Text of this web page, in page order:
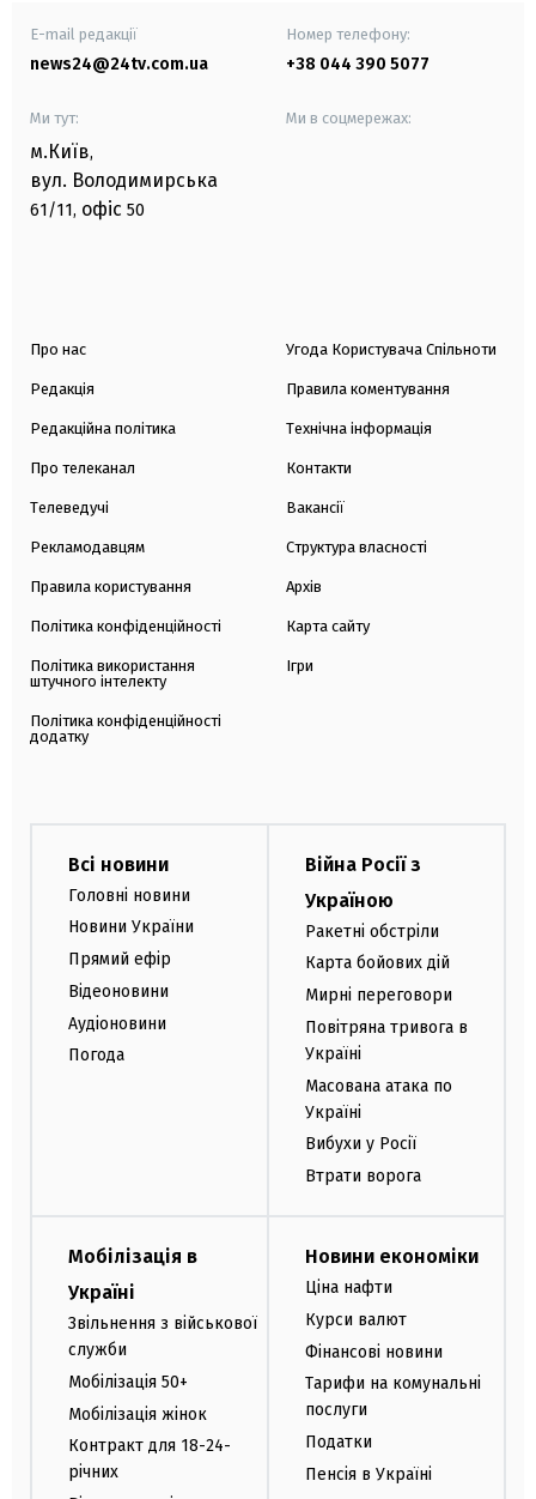
E-mail редакції
news24@24tv.com.ua
Номер телефону:
+38 044 390 5077
Ми тут:
м.Київ,
вул. Володимирська
61/11, офіс 50
Ми в соцмережах:
Про нас
Редакція
Редакційна політика
Про телеканал
Телеведучі
Рекламодавцям
Правила користування
Політика конфіденційності
Політика використання
штучного інтелекту
Політика конфіденційності
додатку
Угода Користувача Спільноти
Правила коментування
Технічна інформація
Контакти
Вакансії
Структура власності
Архів
Карта сайту
Ігри
Всі новини
Головні новини
Новини України
Прямий ефір
Відеоновини
Аудіоновини
Погода
Війна Росії з
Україною
Ракетні обстріли
Карта бойових дій
Мирні переговори
Повітряна тривога в
Україні
Масована атака по
Україні
Вибухи у Росії
Втрати ворога
Мобілізація в
Україні
Звільнення з військової
служби
Мобілізація 50+
Мобілізація жінок
Контракт для 18-24-
річних
Новини економіки
Ціна нафти
Курси валют
Фінансові новини
Тарифи на комунальні
послуги
Податки
Пенсія в Україні